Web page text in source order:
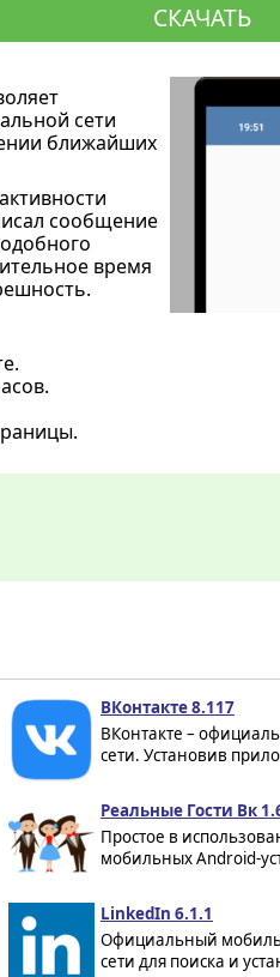
СКАЧАТЬ
сети
ближайших
сообщение
время
ВКонтакте 8.117
ВКонтакте –
сети. Установив
Реальные Гости Вк
Простое в
мобильных Android-
LinkedIn 6.1.1
Официальный
сети для поиска и